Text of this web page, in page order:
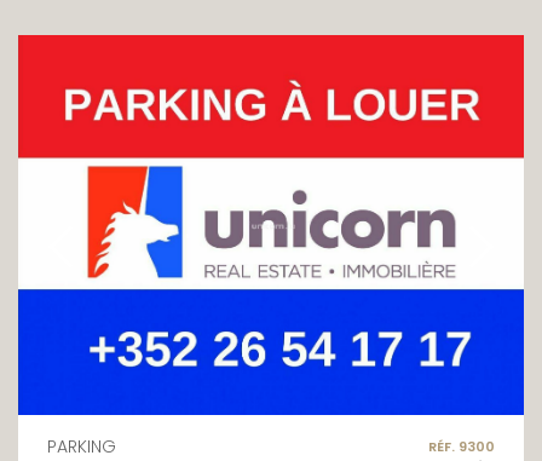
PARKING RÉF. 9300